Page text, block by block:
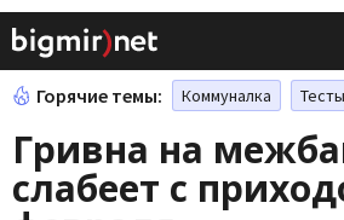
Горячие темы: Коммуналка
Гривна на
слабеет с